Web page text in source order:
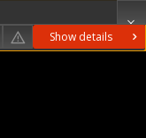
Show details